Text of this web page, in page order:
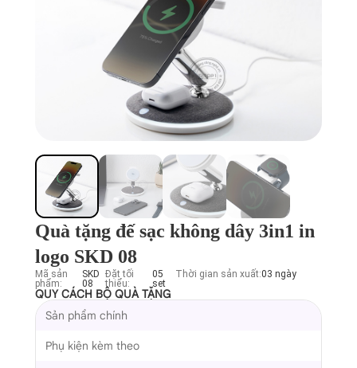
Quà tặng đế sạc không dây 3in1 in
logo SKD 08
Mã sản
phẩm:
SKD
08
Đặt tối
thiểu:
05
set
Thời gian sản xuất:03 ngày
QUY CÁCH BỘ QUÀ TẶNG
Sản phẩm chính
Phụ kiện kèm theo